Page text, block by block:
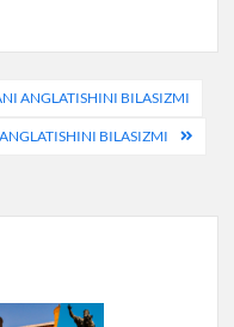
ANGLATISHINI BILASIZMI
BILASIZMI